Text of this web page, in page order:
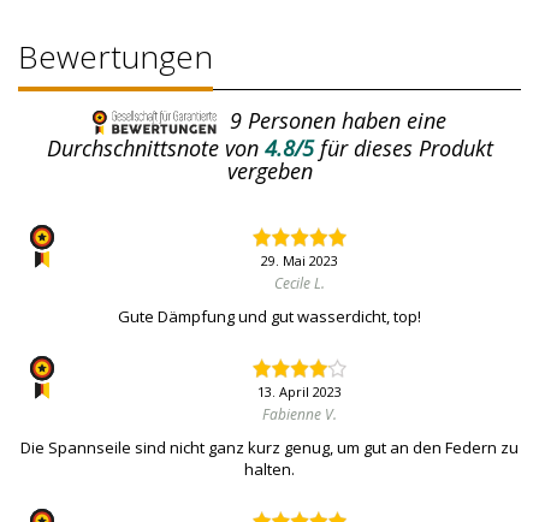
Bewertungen
9 Personen haben eine
Durchschnittsnote von4.8/5für dieses Produkt
vergeben
29. Mai 2023
Cecile L.
Gute Dämpfung und gut wasserdicht, top!
13. April 2023
Fabienne V.
Die Spannseile sind nicht ganz kurz genug, um gut an den Federn zu
halten.